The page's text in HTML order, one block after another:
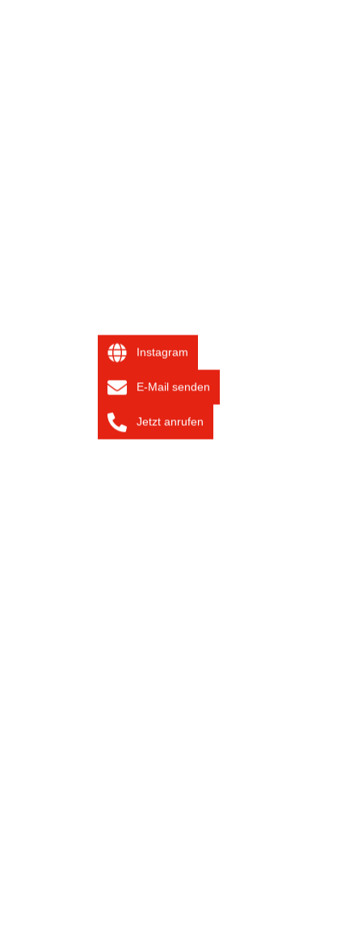
Instagram
E-Mail senden
Jetzt anrufen